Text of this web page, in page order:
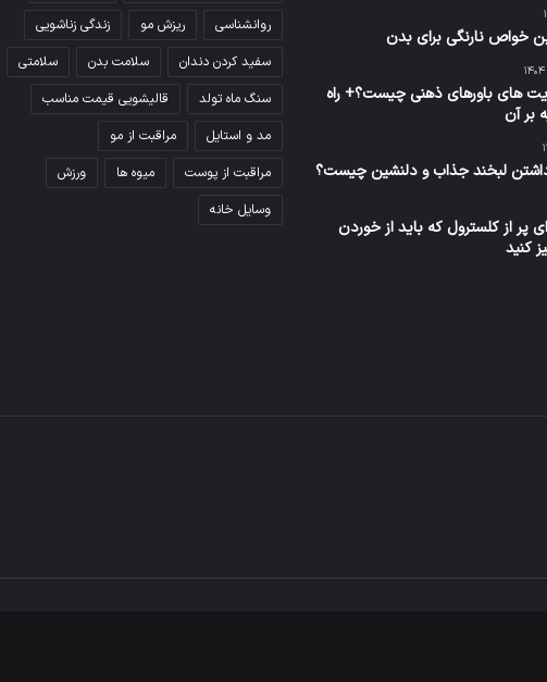
خواص نارنگی برای بدن
های باورهای ذهنی چیست؟+ راه
بر آن
داشتن لبخند جذاب و دلنشین چیست؟
پر از کلسترول که باید از خوردن
کنید
روانشناسی
ریزش مو
زندگی زناشویی
سفید کردن دندان
سلامت بدن
سلامتی
سنگ ماه تولد
قالیشویی قیمت مناسب
مد و استایل
مراقبت از مو
مراقبت از پوست
میوه ها
ورزش
وسایل خانه